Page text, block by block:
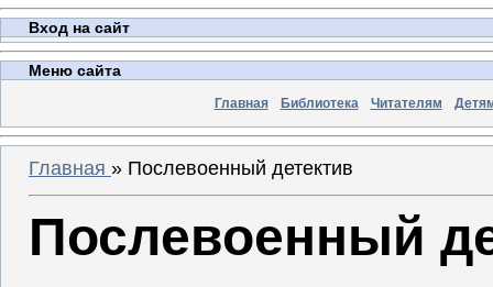
Вход на сайт
Меню сайта
Главная Библиотека Читателям
Главная » Послевоенный детектив
Послевоенный